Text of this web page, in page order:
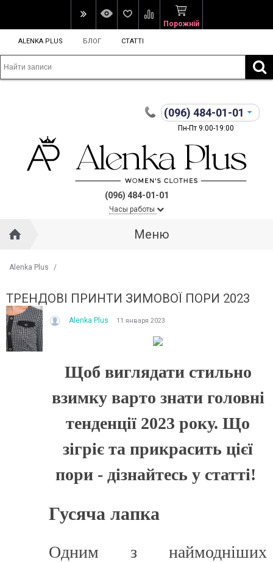
Порожній
ALENKA PLUS БЛОГ СТАТТІ
(096) 484-01-01
Пн-Пт 9:00-19:00
(096) 484-01-01
Часы работы
Меню
Alenka Plus /
ЗРАНКУ СПЕКА, А ВВЕЧЕРІ ВЖЕ ХОЧЕТЬСЯ
літа погода ніби вирішила перевірити всіх на
після обіду приходить сильний...
КУПАЛЬНИК ІЗ НАКИДКОЮ
СПІДНИЦЕЮ: ЩО ОБРАТИ
Літо — це час, коли
впевнено та комфортно.
ТРЕНДОВІ ПРИНТИ ЗИМОВОЇ ПОРИ 2023
Alenka Plus 11 января 2023
Щоб виглядати стильно
взимку варто знати головні
тенденції 2023 року. Що
зігріє та прикрасить цієї
пори - дізнайтесь у статті!
Гусяча лапка
Одним з наймодніших